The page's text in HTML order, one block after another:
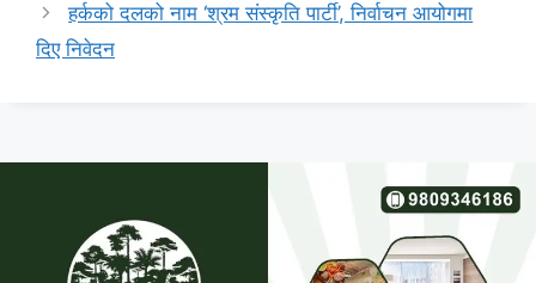
हर्कको दलको नाम ‘श्रम संस्कृति पार्टी’, निर्वाचन आयोगमा
दिए निवेदन